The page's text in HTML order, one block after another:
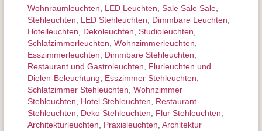
Wohnraum­leuchten LED Leuchten Sale Sale Sale
Stehleuchten
LED Stehleuchten Dimmbare Leuchten
Hotelleuchten
Dekoleuchten Studioleuchten
Schlafzimmer­leuchten Wohnzimmer­leuchten
Esszimmer­­leuchten
Dimmbare Stehleuchten
Restaurant und Gastroleuchten
Flurleuchten und
Dielen-Beleuchtung
Esszimmer Stehleuchten
Schlafzimmer Stehleuchten Wohnzimmer
Stehleuchten
Hotel Stehleuchten
Restaurant
Stehleuchten
Deko Stehleuchten Flur Stehleuchten
Architektur­leuchten
Praxisleuchten Architektur